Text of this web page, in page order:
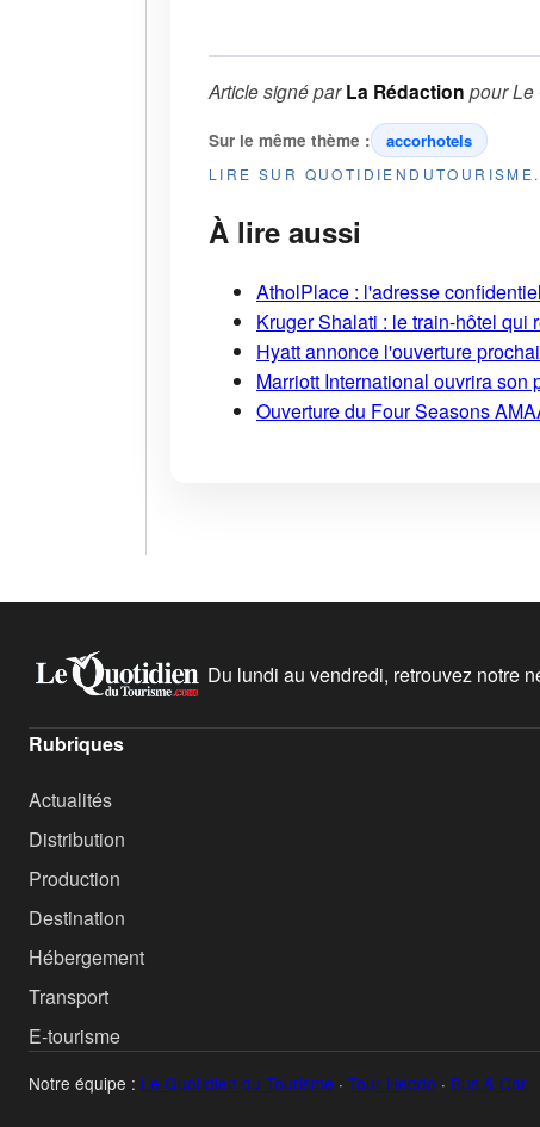
Article signé parLa Rédaction pourLe
Sur le même thème : accorhotels
LIRE SUR
À lire aussi
AtholPlace : l'adresse
Kruger Shalati : le train-hôtel qui
Hyatt annonce l'ouverture
Marriott International ouvrira
Ouverture du Four Seasons
Du lundi au vendredi, retrouvez notre
Rubriques
Actualités
Distribution
Production
Destination
Hébergement
Transport
E-tourisme
Notre équipe : Le Quotidien du Tourisme · Tour Hebdo · Bus & Car